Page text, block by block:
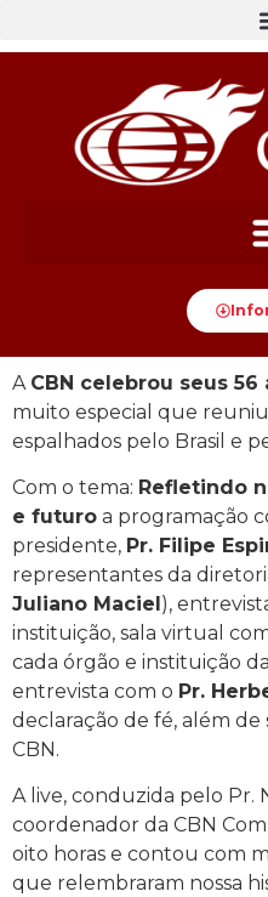
A CBN celebrou seus 56
muito especial que reuniu
espalhados pelo Brasil e
Com o tema: Refletindo
e futuro a programação
presidente, Pr. Filipe
representantes da
Juliano Maciel),
instituição, sala virtual
cada órgão e instituição
entrevista com o Pr.
declaração de fé, além de
CBN.
A live, conduzida pelo Pr.
coordenador da CBN
oito horas e contou com
que relembraram nossa